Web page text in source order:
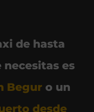
de hasta
necesitas es
Begur o un
desde